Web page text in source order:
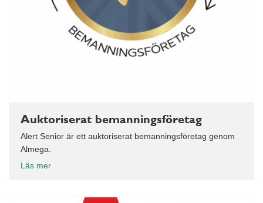
Auktoriserat bemanningsföretag
Alert Senior är ett auktoriserat bemanningsföretag genom
Almega.
Läs mer